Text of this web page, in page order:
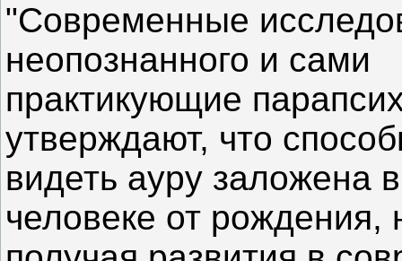
"Современные
неопознанного и сами
практикующие
утверждают, что
видеть ауру заложена
человеке от рождения,